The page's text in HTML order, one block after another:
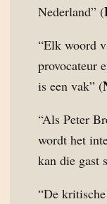
Nederland” (
“Elk woord
provocateur
is een vak” (
“Als Peter
wordt het
kan die gast
“De